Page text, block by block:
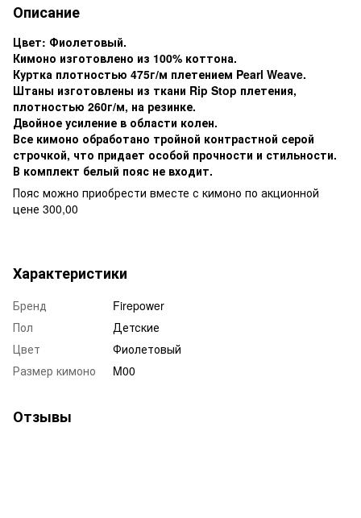
Описание
Цвет: Фиолетовый.
Кимоно изготовлено из 100% коттона.
Куртка плотностью 475г/м плетением Pearl Weave.
Штаны изготовлены из ткани Rip Stop плетения,
плотностью 260г/м, на резинке.
Двойное усиление в области колен.
Все кимоно обработано тройной контрастной серой
строчкой, что придает особой прочности и стильности.
В комплект белый пояс не входит.
Пояс можно приобрести вместе с кимоно по акционной
цене 300,00
Характеристики
Бренд
Firepower
Пол
Детские
Цвет
Фиолетовый
Размер кимоно
M00
Отзывы